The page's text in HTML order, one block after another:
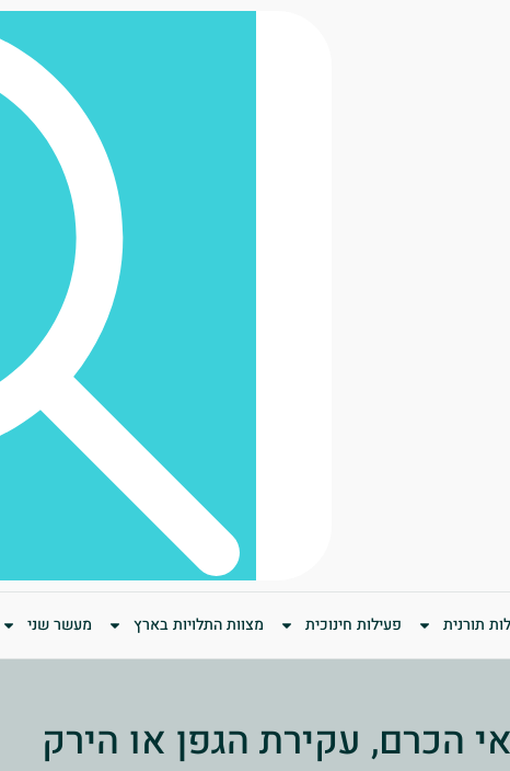
תורנית פעילות חינוכית מצוות התלויות בארץ מעשר שני
הכרם, עקירת הגפן או הירק